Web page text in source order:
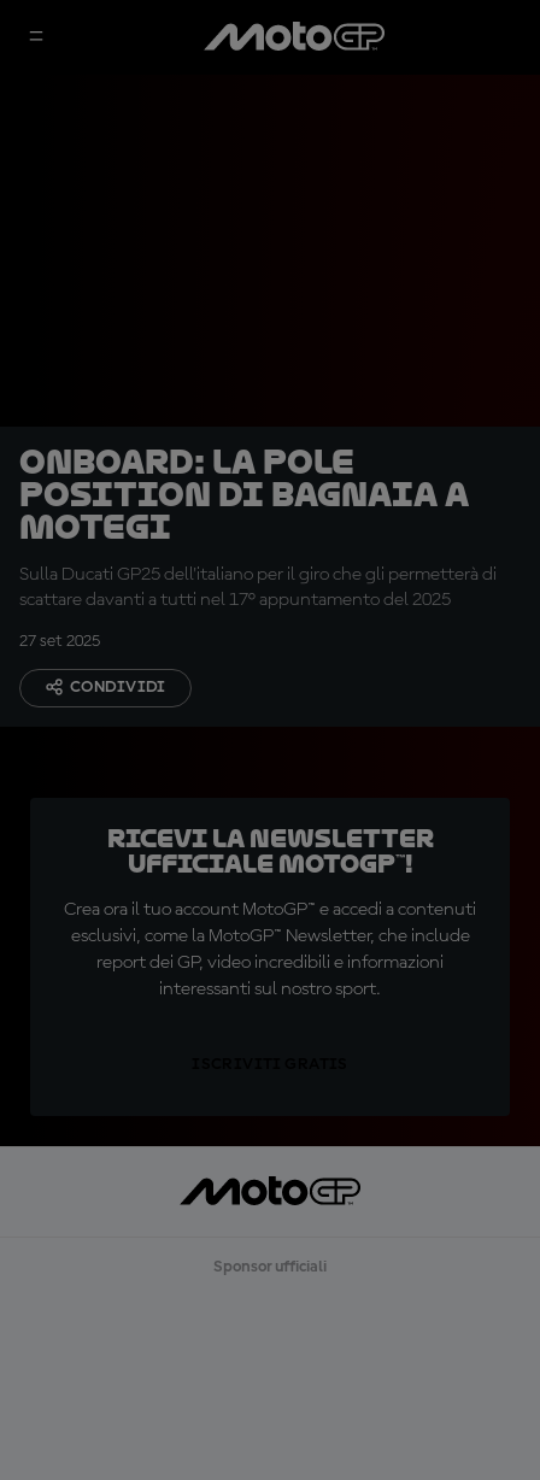
OnBoard: la pole
position di Bagnaia a
Motegi
Sulla Ducati GP25 dell'italiano per il giro che gli permetterà di
scattare davanti a tutti nel 17° appuntamento del 2025
27 set 2025
CONDIVIDI
Ricevi la newsletter
ufficiale MotoGP™!
Crea ora il tuo account MotoGP™ e accedi a contenuti
esclusivi, come la MotoGP™ Newsletter, che include
report dei GP, video incredibili e informazioni
interessanti sul nostro sport.
Sponsor ufficiali